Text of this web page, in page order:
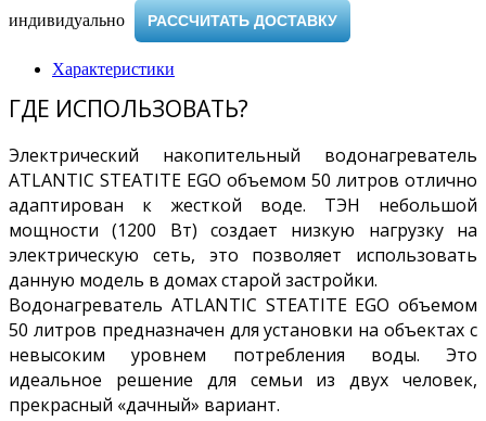
индивидуально ​
РАССЧИТАТЬ ДОСТАВКУ
Характеристики
ГДЕ ИСПОЛЬЗОВАТЬ?
Электрический накопительный водонагреватель
ATLANTIC STEATITE EGO объемом 50 литров отлично
адаптирован к жесткой воде. ТЭН небольшой
мощности (1200 Вт) создает низкую нагрузку на
электрическую сеть, это позволяет использовать
данную модель в домах старой застройки.
Водонагреватель ATLANTIC STEATITE EGO объемом
50 литров предназначен для установки на объектах с
невысоким уровнем потребления воды. Это
идеальное решение для семьи из двух человек,
прекрасный «дачный» вариант.